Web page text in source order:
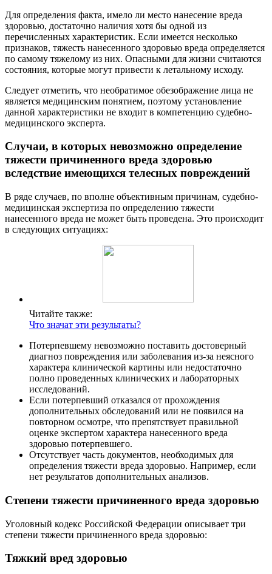
Для определения факта, имело ли место нанесение вреда
здоровью, достаточно наличия хотя бы одной из
перечисленных характеристик. Если имеется несколько
признаков, тяжесть нанесенного здоровью вреда определяется
по самому тяжелому из них. Опасными для жизни считаются
состояния, которые могут привести к летальному исходу.
Следует отметить, что необратимое обезображение лица не
является медицинским понятием, поэтому установление
данной характеристики не входит в компетенцию судебно-
медицинского эксперта.
Случаи, в которых невозможно определение
тяжести причиненного вреда здоровью
вследствие имеющихся телесных повреждений
В ряде случаев, по вполне объективным причинам, судебно-
медицинская экспертиза по определению тяжести
нанесенного вреда не может быть проведена. Это происходит
в следующих ситуациях:
Читайте также:
Что значат эти результаты?
Потерпевшему невозможно поставить достоверный
диагноз повреждения или заболевания из-за неясного
характера клинической картины или недостаточно
полно проведенных клинических и лабораторных
исследований.
Если потерпевший отказался от прохождения
дополнительных обследований или не появился на
повторном осмотре, что препятствует правильной
оценке экспертом характера нанесенного вреда
здоровью потерпевшего.
Отсутствует часть документов, необходимых для
определения тяжести вреда здоровью. Например, если
нет результатов дополнительных анализов.
Степени тяжести причиненного вреда здоровью
Уголовный кодекс Российской Федерации описывает три
степени тяжести причиненного вреда здоровью:
Тяжкий вред здоровью